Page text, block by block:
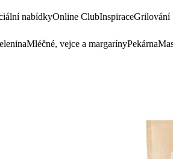
nabídkyOnline ClubInspiraceGrilování
Mléčné, vejce a margarínyPekárna